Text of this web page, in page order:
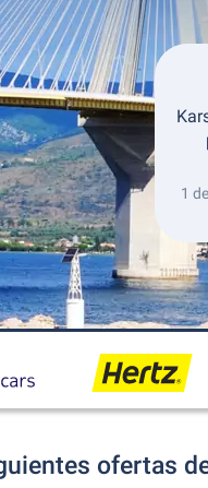
Devolución
1
ofertas